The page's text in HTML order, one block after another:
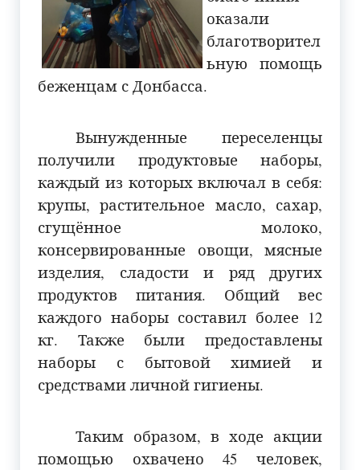
оказали
благотворител
ьную помощь
беженцам с Донбасса.
Вынужденные переселенцы
получили продуктовые наборы,
каждый из которых включал в себя:
крупы, растительное масло, сахар,
сгущённое молоко,
консервированные овощи, мясные
изделия, сладости и ряд других
продуктов питания. Общий вес
каждого наборы составил более 12
кг. Также были предоставлены
наборы с бытовой химией и
средствами личной гигиены.
Таким образом, в ходе акции
помощью охвачено 45 человек,